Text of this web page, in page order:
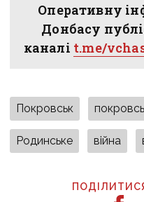
Оперативну
Донбасу
каналі t.me/
Покровськ
Родинське війна